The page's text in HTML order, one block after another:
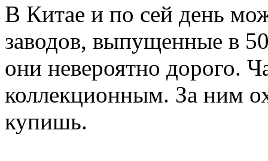
В Китае и по сей день
заводов, выпущенные в
они невероятно дорого.
коллекционным. За ним
купишь.